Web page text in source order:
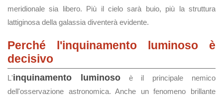
meridionale sia libero. Più il cielo sarà buio, più la struttura
lattiginosa della galassia diventerà evidente.
Perché l'inquinamento luminoso è
decisivo
L'inquinamento luminosoè il principale nemico
dell'osservazione astronomica. Anche un fenomeno brillante